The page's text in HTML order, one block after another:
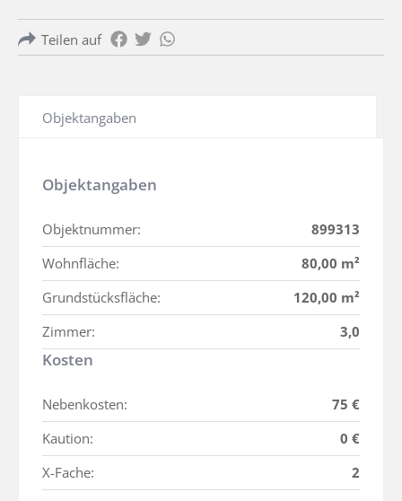
Teilen auf
Objektangaben
Objektangaben
Objektnummer:
899313
Wohnfläche:
80,00 m²
Grundstücksfläche:
120,00 m²
Zimmer:
3,0
Kosten
Nebenkosten:
75 €
Kaution:
0 €
X-Fache:
2